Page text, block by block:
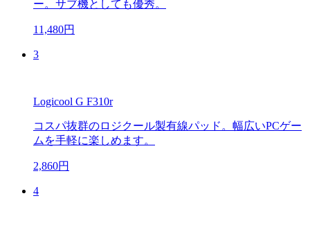
ー。サブ機としても優秀。
11,480円
3
Logicool G F310r
コスパ抜群のロジクール製有線パッド。幅広いPCゲー
ムを手軽に楽しめます。
2,860円
4